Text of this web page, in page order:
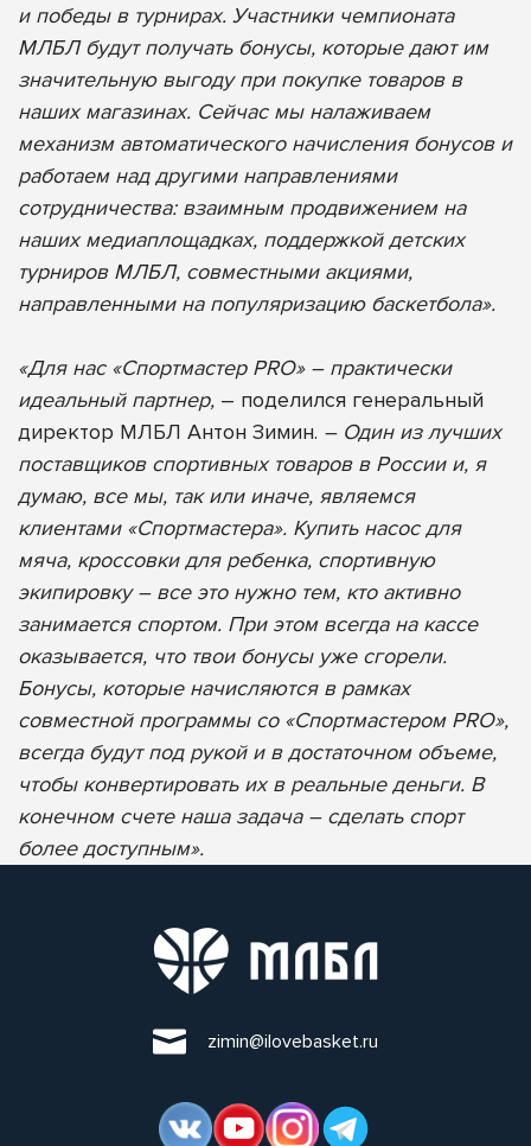
и победы в турнирах. Участники чемпионата
МЛБЛ будут получать бонусы, которые дают им
значительную выгоду при покупке товаров в
наших магазинах. Сейчас мы налаживаем
механизм автоматического начисления бонусов и
работаем над другими направлениями
сотрудничества: взаимным продвижением на
наших медиаплощадках, поддержкой детских
турниров МЛБЛ, совместными акциями,
направленными на популяризацию баскетбола».
«Для нас «Спортмастер PRO» – практически
идеальный партнер, – поделился генеральный
директор МЛБЛ Антон Зимин. – Один из лучших
поставщиков спортивных товаров в России и, я
думаю, все мы, так или иначе, являемся
клиентами «Спортмастера». Купить насос для
мяча, кроссовки для ребенка, спортивную
экипировку – все это нужно тем, кто активно
занимается спортом. При этом всегда на кассе
оказывается, что твои бонусы уже сгорели.
Бонусы, которые начисляются в рамках
совместной программы со «Спортмастером PRO»,
всегда будут под рукой и в достаточном объеме,
чтобы конвертировать их в реальные деньги. В
конечном счете наша задача – сделать спорт
более доступным».
zimin@ilovebasket.ru